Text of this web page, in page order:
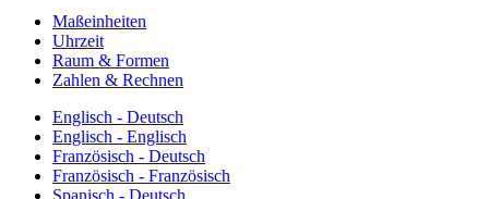
Maßeinheiten
Uhrzeit
Raum & Formen
Zahlen & Rechnen
Englisch - Deutsch
Englisch - Englisch
Französisch - Deutsch
Französisch - Französisch
Spanisch - Deutsch